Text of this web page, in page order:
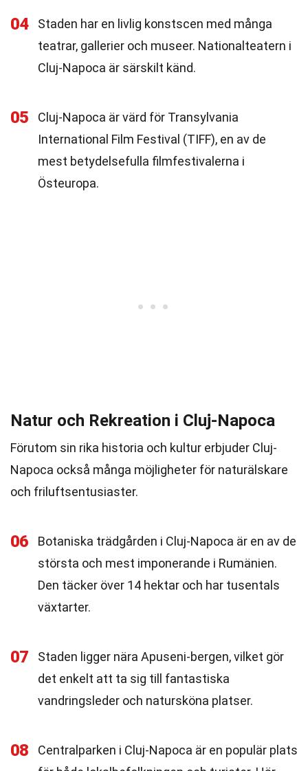
04
Staden har en livlig konstscen med många
teatrar, gallerier och museer. Nationalteatern i
Cluj-Napoca är särskilt känd.
05
Cluj-Napoca är värd för Transylvania
International Film Festival (TIFF), en av de
mest betydelsefulla filmfestivalerna i
Östeuropa.
Natur och Rekreation i Cluj-Napoca
Förutom sin rika historia och kultur erbjuder Cluj-
Napoca också många möjligheter för naturälskare
och friluftsentusiaster.
06
Botaniska trädgården i Cluj-Napoca är en av de
största och mest imponerande i Rumänien.
Den täcker över 14 hektar och har tusentals
växtarter.
07
Staden ligger nära Apuseni-bergen, vilket gör
det enkelt att ta sig till fantastiska
vandringsleder och natursköna platser.
08
Centralparken i Cluj-Napoca är en populär plats